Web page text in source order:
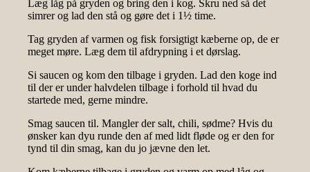
Læg låg på gryden og bring den i kog. Skru ned så det
simrer og lad den stå og gøre det i 1½ time.
Tag gryden af varmen og fisk forsigtigt kæberne op, de er
meget møre. Læg dem til afdrypning i et dørslag.
Si saucen og kom den tilbage i gryden. Lad den koge ind
til der er under halvdelen tilbage i forhold til hvad du
startede med, gerne mindre.
Smag saucen til. Mangler der salt, chili, sødme? Hvis du
ønsker kan dyu runde den af med lidt fløde og er den for
tynd til din smag, kan du jo jævne den let.